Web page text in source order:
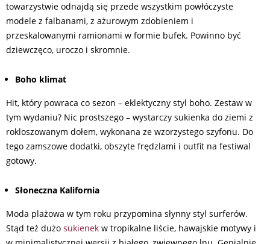
towarzystwie odnajdą się przede wszystkim powłóczyste
modele z falbanami, z ażurowym zdobieniem i
przeskalowanymi ramionami w formie bufek. Powinno być
dziewczęco, uroczo i skromnie.
Boho klimat
Hit, który powraca co sezon – eklektyczny styl boho. Zestaw w
tym wydaniu? Nic prostszego – wystarczy sukienka do ziemi z
rokloszowanym dołem, wykonana ze wzorzystego szyfonu. Do
tego zamszowe dodatki, obszyte frędzlami i outfit na festiwal
gotowy.
Słoneczna Kalifornia
Moda plażowa w tym roku przypomina słynny styl surferów.
Stąd też dużo sukienek w tropikalne liście, hawajskie motywy i